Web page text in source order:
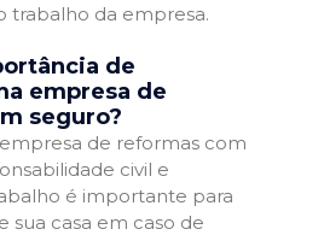
trabalho da empresa.
de
empresa de
seguro?
de reformas com
civil e
é importante para
sua casa em caso de